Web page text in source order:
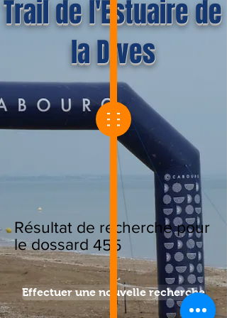
Trail de l'Estuaire de
la Dives
Résultat de recherche pour
le dossard 455
Effectuer une nouvelle recherche